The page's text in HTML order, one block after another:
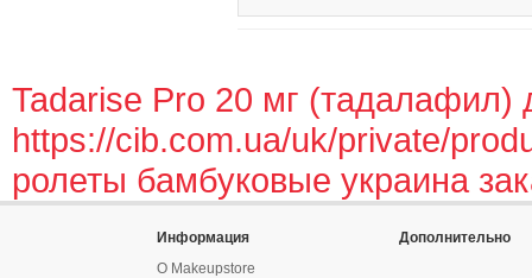
Tadarise Pro 20 мг (тадалафил)
https://cib.com.ua/uk/private/
ролеты бамбуковые украина
Информация
О Makeupstore
Дополнительно